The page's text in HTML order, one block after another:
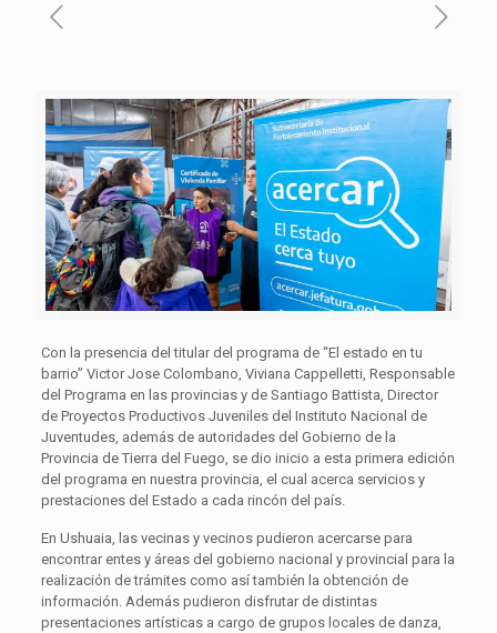
Con la presencia del titular del programa de “El estado en tu
barrio” Victor Jose Colombano, Viviana Cappelletti, Responsable
del Programa en las provincias y de Santiago Battista, Director
de Proyectos Productivos Juveniles del Instituto Nacional de
Juventudes, además de autoridades del Gobierno de la
Provincia de Tierra del Fuego, se dio inicio a esta primera edición
del programa en nuestra provincia, el cual acerca servicios y
prestaciones del Estado a cada rincón del país.
En Ushuaia, las vecinas y vecinos pudieron acercarse para
encontrar entes y áreas del gobierno nacional y provincial para la
realización de trámites como así también la obtención de
información. Además pudieron disfrutar de distintas
presentaciones artísticas a cargo de grupos locales de danza,